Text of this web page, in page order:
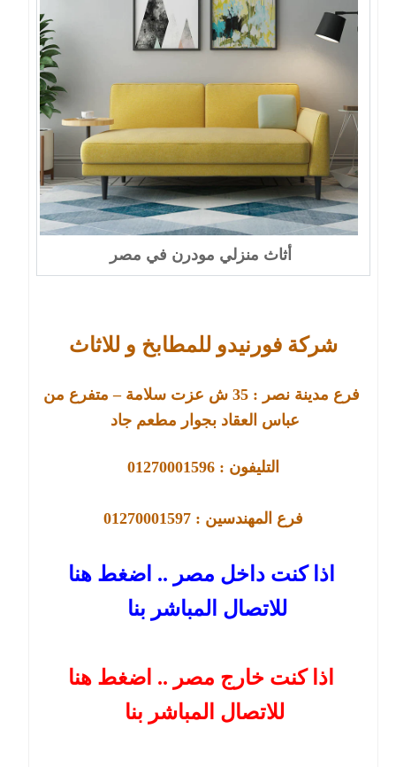
أثاث منزلي مودرن في مصر
شركة فورنيدو للمطابخ و للاثاث
فرع مدينة نصر :35 ش عزت سلامة – متفرع من
عباس العقاد بجوار مطعم جاد
التليفون : 01270001596
فرع المهندسين : 01270001597
اذا كنت داخل مصر .. اضغط هنا
للاتصال المباشر بنا
اذا كنت خارج مصر .. اضغط هنا
للاتصال المباشر بنا